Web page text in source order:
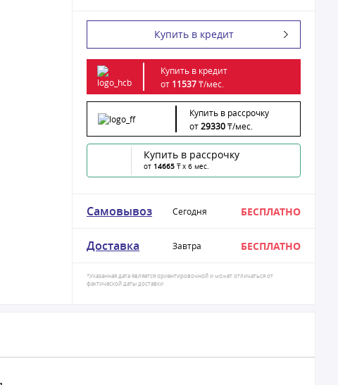
Купить в кредит
Купить в кредит
от 11537₸/мес.
Купить в рассрочку
от29330₸/мес.
Купить в рассрочку
от 14665 ₸ x 6 мес.
Самовывоз Сегодня БЕСПЛАТНО
Доставка Завтра БЕСПЛАТНО
*Указанная дата является ориентировочной и может отличаться от
фактической даты доставки